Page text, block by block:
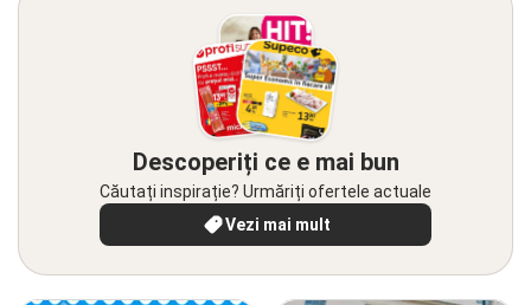
Descoperiți ce e mai bun
Căutați inspirație? Urmăriți ofertele actuale
Vezi mai mult